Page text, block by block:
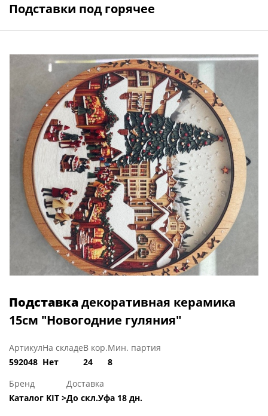
Подставки под горячее
Подставкадекоративная керамика
15см "Новогодние гуляния"
Артикул
592048
На складе
Нет
В кор.
24
Мин. партия
8
Бренд
Каталог KIT >
Доставка
До скл.Уфа 18 дн.